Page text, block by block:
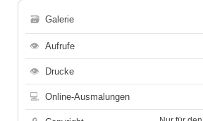
🗃 Galerie
👁 Aufrufe
👁 Drucke
💻 Online-Ausmalungen